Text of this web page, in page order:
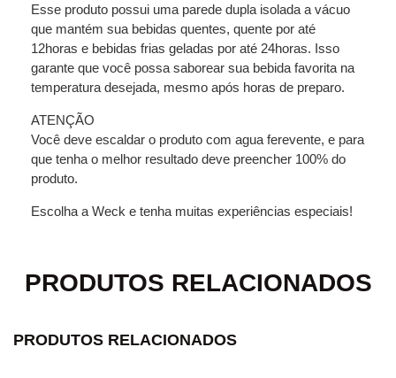
Esse produto possui uma parede dupla isolada a vácuo
que mantém sua bebidas quentes, quente por até
12horas e bebidas frias geladas por até 24horas. Isso
garante que você possa saborear sua bebida favorita na
temperatura desejada, mesmo após horas de preparo.
ATENÇÃO
Você deve escaldar o produto com agua ferevente, e para
que tenha o melhor resultado deve preencher 100% do
produto.
Escolha a Weck e tenha muitas experiências especiais!
PRODUTOS RELACIONADOS
PRODUTOS RELACIONADOS